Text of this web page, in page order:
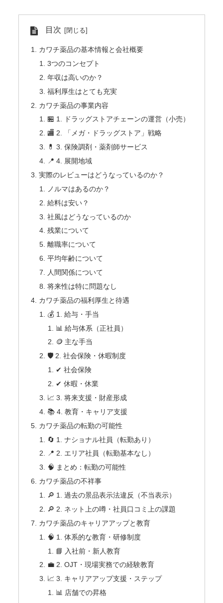
目次
カワチ薬品の基本情報と会社概要
3つのコンセプト
年収は高いのか？
福利厚生はとても充実
カワチ薬品の事業内容
🏪 1. ドラッグストアチェーンの運営（小売）
🏬 2. 「メガ・ドラッグストア」戦略
💊 3. 保険調剤・薬剤師サービス
📍 4. 展開地域
実際のレビューはどうなっているのか？
ノルマはあるのか？
給料は安い？
社風はどうなっているのか
残業について
離職率について
平均年齢について
人間関係について
将来性は特に問題なし
カワチ薬品の福利厚生と待遇
💰 1. 給与・手当
📊 給与体系（正社員）
🪙 主な手当
🛡 2. 社会保険・休暇制度
✔ 社会保険
✔ 休暇・休業
📈 3. 将来支援・財産形成
📚 4. 教育・キャリア支援
カワチ薬品の転勤の可能性
🔄 1. ナショナル社員（転勤あり）
📍 2. エリア社員（転勤基本なし）
🧠 まとめ：転勤の可能性
カワチ薬品の不祥事
🔎 1. 過去の景品表示法違反（不当表示）
🔎 2. ネット上の噂・社員口コミ上の課題
カワチ薬品のキャリアアップと教育
🧠 1. 体系的な教育・研修制度
📘 入社前・新人教育
💼 2. OJT・現場実務での経験教育
📈 3. キャリアアップ支援・ステップ
📊 店舗での昇格